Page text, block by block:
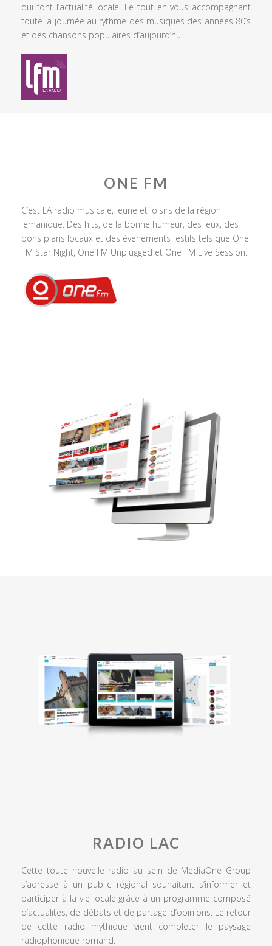
qui font l’actualité locale. Le tout en vous accompagnant
toute la journée au rythme des musiques des années 80’s
et des chansons populaires d’aujourd’hui.
ONE FM
C’est LA radio musicale, jeune et loisirs de la région
lémanique. Des hits, de la bonne humeur, des jeux, des
bons plans locaux et des événements festifs tels que One
FM Star Night, One FM Unplugged et One FM Live Session.
RADIO LAC
Cette toute nouvelle radio au sein de MediaOne Group
s’adresse à un public régional souhaitant s’informer et
participer à la vie locale grâce à un programme composé
d’actualités, de débats et de partage d’opinions. Le retour
de cette radio mythique vient compléter le paysage
radiophonique romand.